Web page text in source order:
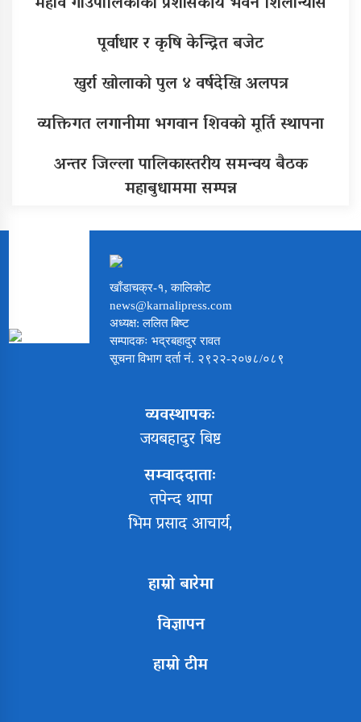
पूर्वाधार र कृषि केन्द्रित बजेट
खुर्रा खोलाको पुल ४ वर्षदेखि अलपत्र
व्यक्तिगत लगानीमा भगवान शिवको मूर्ति स्थापना
अन्तर जिल्ला पालिकास्तरीय समन्वय बैठक
महाबुधाममा सम्पन्न
खाँडाचक्र-१, कालिकोट
news@karnalipress.com
अध्यक्ष: ललित बिष्ट
सम्पादकः भद्रबहादुर रावत
सूचना विभाग दर्ता नं. २९२२-२०७८/०८९
व्यवस्थापकः
जयबहादुर बिष्ट
सम्वाददाताः
तपेन्द थापा
भिम प्रसाद आचार्य,
हाम्रो बारेमा
विज्ञापन
हाम्रो टीम